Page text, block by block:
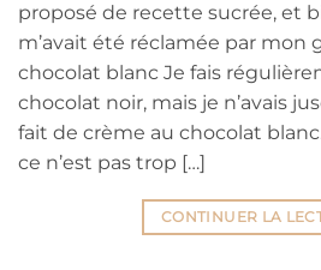
proposé de recette sucrée, et
m’avait été réclamée par mon
chocolat blanc Je fais
chocolat noir, mais je n’avais
fait de crème au chocolat
ce n’est pas trop […]
CONTINUER LA